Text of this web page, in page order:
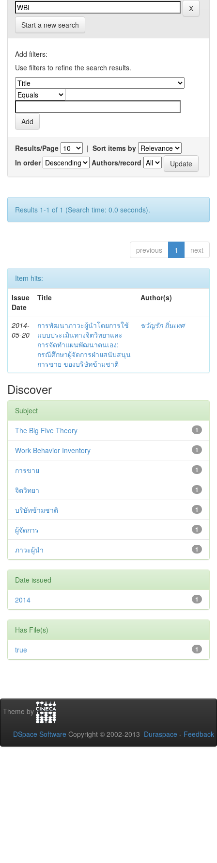
Start a new search
Add filters:
Use filters to refine the search results.
Results/Page | Sort items by
In order
Authors/record
Results 1-1 of 1 (Search time: 0.0 seconds).
previous 1 next
Item hits:
Issue
Date
Title Author(s)
2014-
05-20
การพัฒนาภาวะผู้นำโดยการใช้
แบบประเมินทางจิตวิทยาและ
การจัดทำแผนพัฒนาตนเอง:
กรณีศึกษาผู้จัดการฝ่ายสนับสนุน
การขาย ของบริษัทข้ามชาติ
ขวัญรัก ถิ่นเทศ
Discover
Subject
1
The Big Five Theory
1
Work Behavior Inventory
1
การขาย
1
จิตวิทยา
1
บริษัทข้ามชาติ
1
ผู้จัดการ
1
ภาวะผู้นำ
Date issued
1
2014
Has File(s)
1
true
Theme by
DSpace Software Copyright © 2002-2013 Duraspace - Feedback